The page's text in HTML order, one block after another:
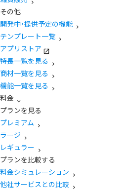
その他
開発中・提供予定の機能
テンプレート一覧
アプリストア
特長一覧を見る
商材一覧を見る
機能一覧を見る
料金
プランを見る
プレミアム
ラージ
レギュラー
プランを比較する
料金シミュレーション
他社サービスとの比較